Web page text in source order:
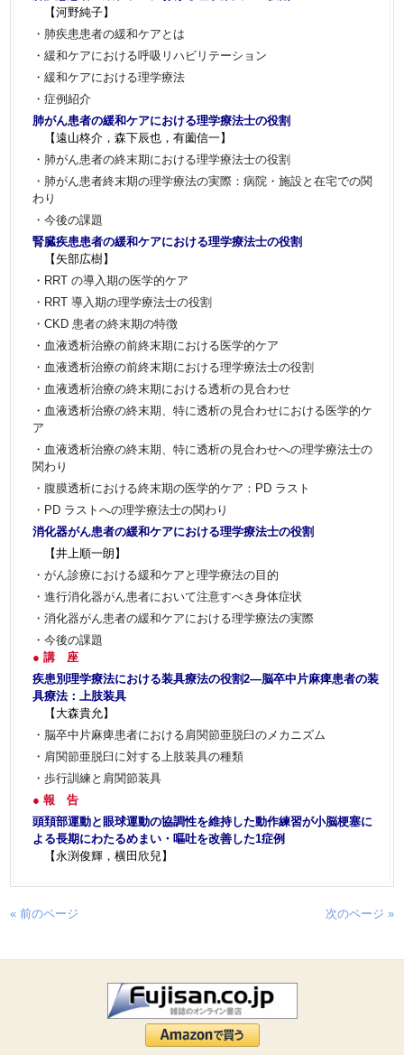
【河野純子】
・肺疾患患者の緩和ケアとは
・緩和ケアにおける呼吸リハビリテーション
・緩和ケアにおける理学療法
・症例紹介
肺がん患者の緩和ケアにおける理学療法士の役割
【遠山柊介，森下辰也，有薗信一】
・肺がん患者の終末期における理学療法士の役割
・肺がん患者終末期の理学療法の実際：病院・施設と在宅での関
わり
・今後の課題
腎臓疾患患者の緩和ケアにおける理学療法士の役割
【矢部広樹】
・RRT の導入期の医学的ケア
・RRT 導入期の理学療法士の役割
・CKD 患者の終末期の特徴
・血液透析治療の前終末期における医学的ケア
・血液透析治療の前終末期における理学療法士の役割
・血液透析治療の終末期における透析の見合わせ
・血液透析治療の終末期、特に透析の見合わせにおける医学的ケ
ア
・血液透析治療の終末期、特に透析の見合わせへの理学療法士の
関わり
・腹膜透析における終末期の医学的ケア：PD ラスト
・PD ラストへの理学療法士の関わり
消化器がん患者の緩和ケアにおける理学療法士の役割
【井上順一朗】
・がん診療における緩和ケアと理学療法の目的
・進行消化器がん患者において注意すべき身体症状
・消化器がん患者の緩和ケアにおける理学療法の実際
・今後の課題
● 講 座
疾患別理学療法における装具療法の役割2―脳卒中片麻痺患者の装
具療法：上肢装具
【大森貴允】
・脳卒中片麻痺患者における肩関節亜脱臼のメカニズム
・肩関節亜脱臼に対する上肢装具の種類
・歩行訓練と肩関節装具
● 報 告
頭頚部運動と眼球運動の協調性を維持した動作練習が小脳梗塞に
よる長期にわたるめまい・嘔吐を改善した1症例
【永渕俊輝，横田欣兒】
« 前のページ 次のページ »